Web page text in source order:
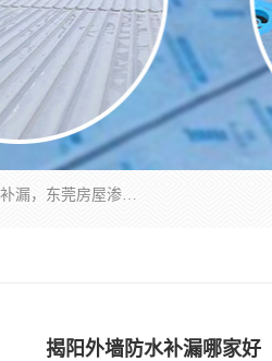
东莞市华展防水补漏装饰工程有限公司主要服务有：东莞防水补漏，东莞厂房防水补漏，东莞房屋渗漏水维修，楼面漏水维修，裂缝补漏，伸缩缝补漏，卫生间防水改造，厕所漏水补漏，外墙窗台补漏，电梯井堵漏，地下车库防水引水工程等
揭阳外墙防水补漏哪家好